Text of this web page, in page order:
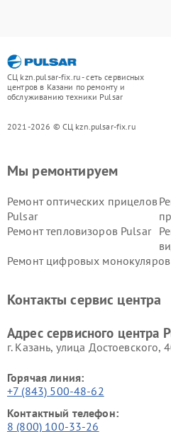
СЦ kzn.pulsar-fix.ru - сеть сервисных
центров в Казани по ремонту и
обслуживанию техники Pulsar
2021-2026 © СЦ kzn.pulsar-fix.ru
Мы ремонтируем
Ремонт оптических прицелов
Pulsar
Ремонт тепловизоров Pulsar
Ремонт цифровых
Контакты сервис центра
Адрес сервисного центра
г. Казань, улица Достоевского,
Горячая линия:
+7 (843) 500-48-62
Контактный телефон:
8 (800) 100-33-26